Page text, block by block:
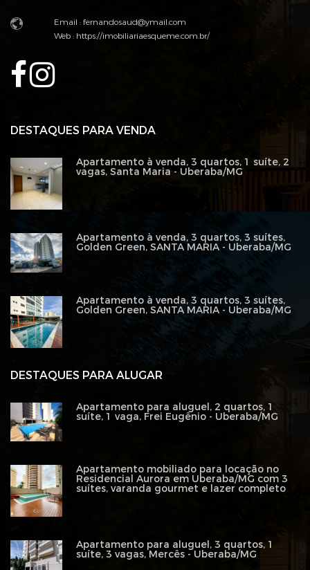
Email : fernandosaud@ymail.com
Web :https://imobiliariaesqueme.com.br/
DESTAQUES PARA ALUGAR
Apartamento para aluguel, 2 quartos, 1
suíte, 1 vaga, Frei Eugênio - Uberaba/MG
Apartamento mobiliado para locação no
Residencial Aurora em Uberaba/MG com 3
suítes, varanda gourmet e lazer completo
Apartamento para aluguel, 3 quartos, 1
suíte, 3 vagas, Mercês - Uberaba/MG
DESTAQUES PARA VENDA
Apartamento à venda, 3 quartos, 1 suíte, 2
vagas, Santa Maria - Uberaba/MG
Apartamento à venda, 3 quartos, 3 suítes,
Golden Green, SANTA MARIA - Uberaba/MG
Apartamento à venda, 3 quartos, 3 suítes,
Golden Green, SANTA MARIA - Uberaba/MG